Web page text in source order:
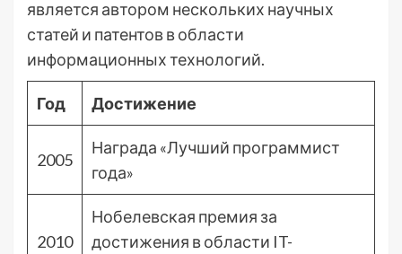
является автором нескольких научных
статей и патентов в области
информационных технологий.
Год Достижение
2005
Награда «Лучший программист
года»
2010
Нобелевская премия за
достижения в области IT-